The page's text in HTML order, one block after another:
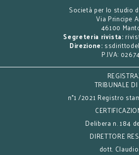
Società per lo studio
Via Principe
46100
Segreteria rivista:
Direzione:
P.IVA:
TRIBUNALE
n°1 /2021 Registro
Delibera n. 184
DIRETTORE
dott.